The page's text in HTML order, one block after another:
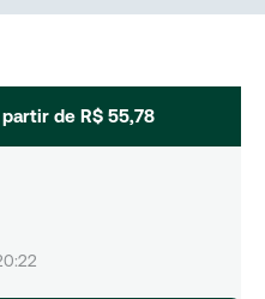
partir de R$ 55,78